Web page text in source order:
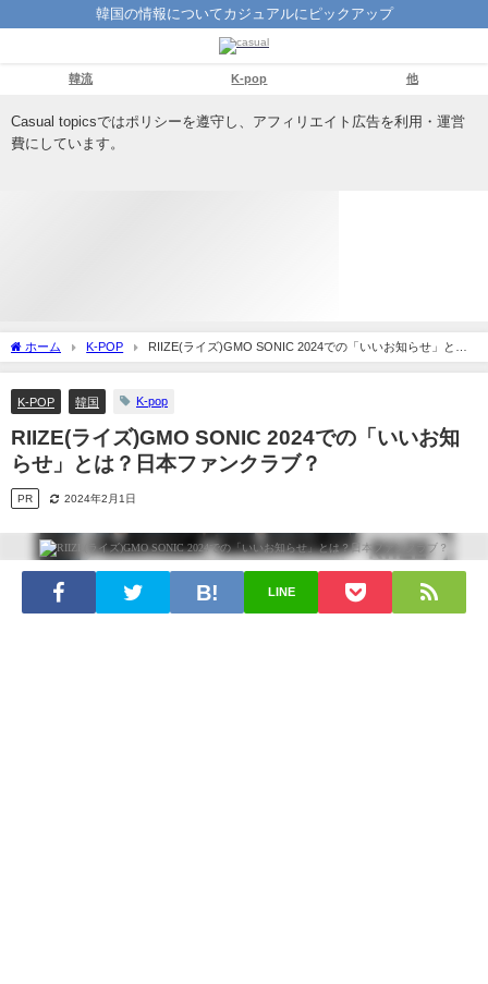
韓国の情報についてカジュアルにピックアップ
韓流 K-pop 他
Casual topicsではポリシーを遵守し、アフィリエイト広告を利用・運営
費にしています。
ホーム K-POP
RIIZE(ライズ)GMO SONIC 2024での「いいお知らせ」と
は？日本ファンクラブ？
K-POP 韓国 K-pop
RIIZE(ライズ)GMO SONIC 2024での「いいお知
らせ」とは？日本ファンクラブ？
PR 2024年2月1日
LINE